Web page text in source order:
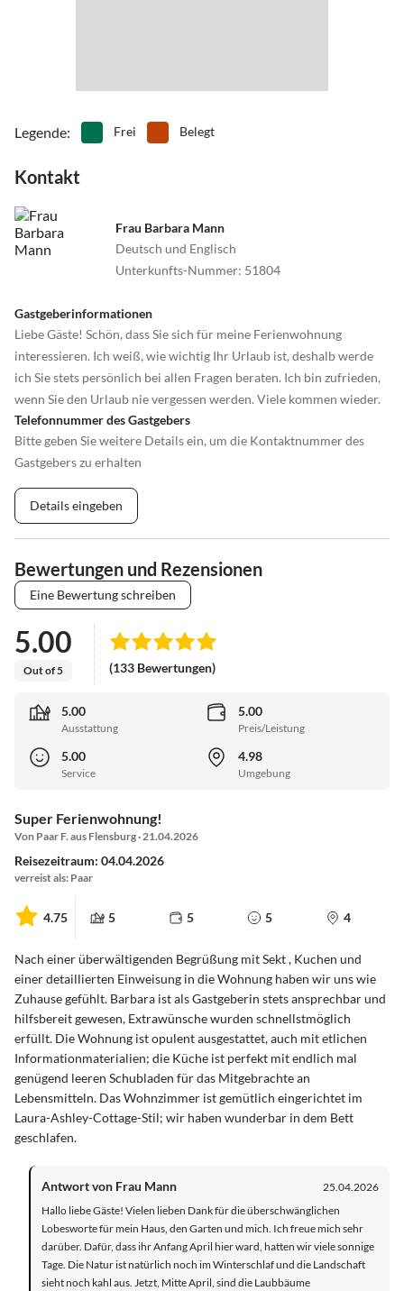
Legende: Frei Belegt
Kontakt
Frau Barbara Mann
Deutsch und Englisch
Unterkunfts-Nummer: 51804
Gastgeberinformationen
Liebe Gäste! Schön, dass Sie sich für meine Ferienwohnung
interessieren. Ich weiß, wie wichtig Ihr Urlaub ist, deshalb werde
ich Sie stets persönlich bei allen Fragen beraten. Ich bin zufrieden,
wenn Sie den Urlaub nie vergessen werden. Viele kommen wieder.
Telefonnummer des Gastgebers
Bitte geben Sie weitere Details ein, um die Kontaktnummer des
Gastgebers zu erhalten
Details eingeben
Bewertungen und Rezensionen
Eine Bewertung schreiben
5.00
Out of 5 (133 Bewertungen)
5.00
Ausstattung
5.00
Preis/Leistung
5.00
Service
4.98
Umgebung
Super Ferienwohnung!
Von Paar F. aus Flensburg · 21.04.2026
Reisezeitraum: 04.04.2026
verreist als: Paar
4.75 5 5 5 4
Nach einer überwältigenden Begrüßung mit Sekt , Kuchen und
einer detaillierten Einweisung in die Wohnung haben wir uns wie
Zuhause gefühlt. Barbara ist als Gastgeberin stets ansprechbar und
hilfsbereit gewesen, Extrawünsche wurden schnellstmöglich
erfüllt. Die Wohnung ist opulent ausgestattet, auch mit etlichen
Informationmaterialien; die Küche ist perfekt mit endlich mal
genügend leeren Schubladen für das Mitgebrachte an
Lebensmitteln. Das Wohnzimmer ist gemütlich eingerichtet im
Laura-Ashley-Cottage-Stil; wir haben wunderbar in dem Bett
geschlafen.
Antwort von Frau Mann
25.04.2026
Hallo liebe Gäste! Vielen lieben Dank für die überschwänglichen
Lobesworte für mein Haus, den Garten und mich. Ich freue mich sehr
darüber. Dafür, dass ihr Anfang April hier ward, hatten wir viele sonnige
Tage. Die Natur ist natürlich noch im Winterschlaf und die Landschaft
sieht noch kahl aus. Jetzt, Mitte April, sind die Laubbäume